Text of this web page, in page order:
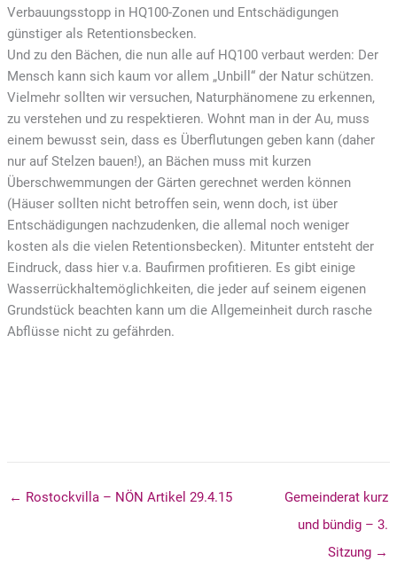
Verbauungsstopp in HQ100-Zonen und Entschädigungen
günstiger als Retentionsbecken.
Und zu den Bächen, die nun alle auf HQ100 verbaut werden: Der
Mensch kann sich kaum vor allem „Unbill“ der Natur schützen.
Vielmehr sollten wir versuchen, Naturphänomene zu erkennen,
zu verstehen und zu respektieren. Wohnt man in der Au, muss
einem bewusst sein, dass es Überflutungen geben kann (daher
nur auf Stelzen bauen!), an Bächen muss mit kurzen
Überschwemmungen der Gärten gerechnet werden können
(Häuser sollten nicht betroffen sein, wenn doch, ist über
Entschädigungen nachzudenken, die allemal noch weniger
kosten als die vielen Retentionsbecken). Mitunter entsteht der
Eindruck, dass hier v.a. Baufirmen profitieren. Es gibt einige
Wasserrückhaltemöglichkeiten, die jeder auf seinem eigenen
Grundstück beachten kann um die Allgemeinheit durch rasche
Abflüsse nicht zu gefährden.
← Rostockvilla – NÖN Artikel 29.4.15
Gemeinderat kurz
und bündig – 3.
Sitzung →